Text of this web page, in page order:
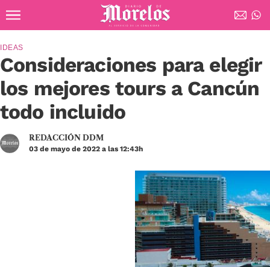
Diario de Morelos
Consideraciones para elegir
los mejores tours a Cancún
todo incluido
IDEAS
REDACCIÓN DDM
03 de mayo de 2022 a las 12:43h